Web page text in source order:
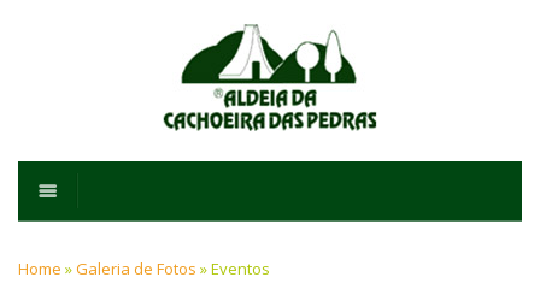
Home »Galeria de Fotos »Eventos